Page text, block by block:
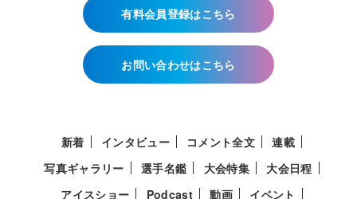
有料会員登録はこちら
お問い合わせはこちら
新着 インタビュー コメント全文
連載
写真ギャラリー
選手名鑑 大会特集
大会日程
アイスショー
Podcast 動画 イベント